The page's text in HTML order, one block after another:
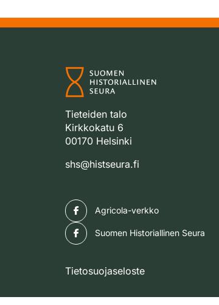
Tieteiden talo
Kirkkokatu 6
00170 Helsinki
shs@histseura.fi
Agricola-verkko
Suomen Historiallinen Seura
Tietosuojaseloste